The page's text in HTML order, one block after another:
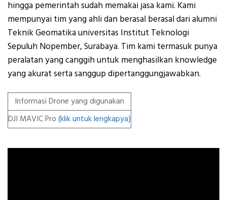
hingga pemerintah sudah memakai jasa kami. Kami
mempunyai tim yang ahli dan berasal berasal dari alumni
Teknik Geomatika universitas Institut Teknologi
Sepuluh Nopember, Surabaya. Tim kami termasuk punya
peralatan yang canggih untuk menghasilkan knowledge
yang akurat serta sanggup dipertanggungjawabkan.
Informasi Drone yang digunakan
DJI MAVIC Pro (klik untuk lengkapya)